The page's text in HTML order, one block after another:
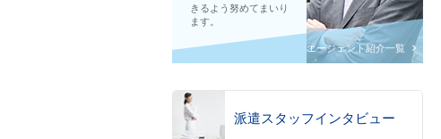
きるよう努めてまいり
ます。
エージェント紹介一覧
派遣スタッフインタビュー